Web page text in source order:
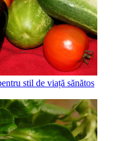
stil de viață sănătos